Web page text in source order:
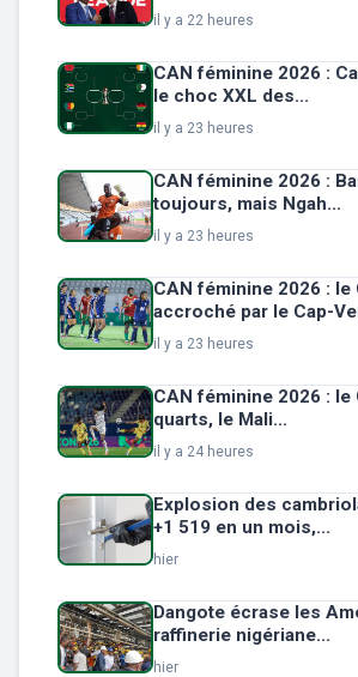
il y a 22 heures
CAN féminine 2026 :
le choc XXL des...
il y a 23 heures
CAN féminine 2026 :
toujours, mais Ngah...
il y a 23 heures
CAN féminine 2026 : le
accroché par le Cap-
il y a 23 heures
CAN féminine 2026 : le
quarts, le Mali...
il y a 24 heures
Explosion des
+1 519 en un mois,...
hier
Dangote écrase les
raffinerie nigériane...
hier